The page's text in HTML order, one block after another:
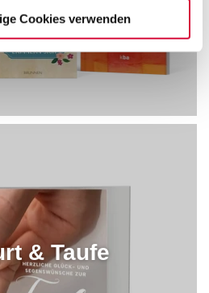
Cookies verwenden
& Taufe